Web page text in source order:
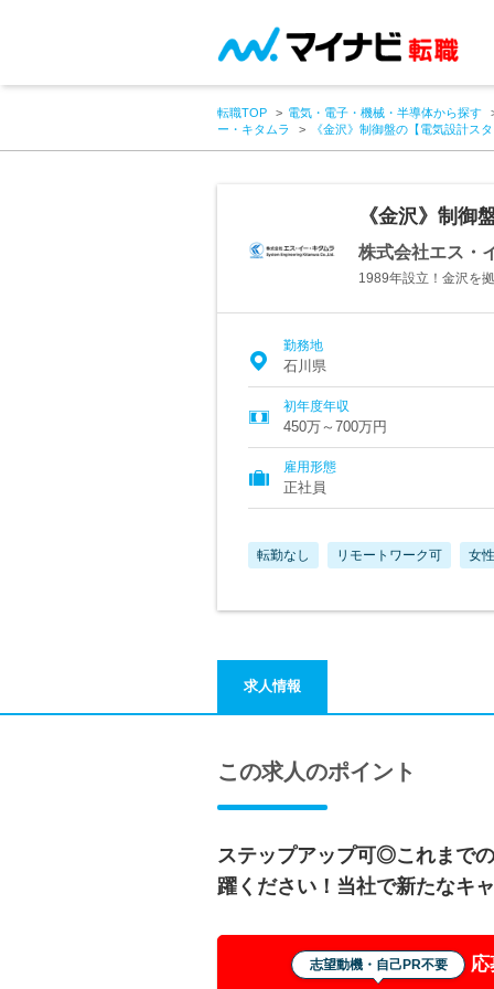
転職TOP
電気・電子・機械・半導体から探す
ー・キタムラ
《金沢》制御盤の【電気設計
《金沢》制
株式会社エス・
1989年設立！金沢を
勤務地
石川県
初年度年収
450万～700万円
雇用形態
正社員
転勤なし リモートワーク可 女
求人情報
この求人のポイント
ステップアップ可◎これまで
躍ください！当社で新たなキ
志望動機・自己PR不要